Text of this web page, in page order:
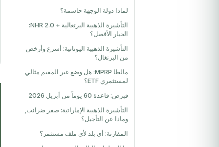
لماذا دولة الوجهة حاسمة؟
التأشيرة الذهبية البرتغالية + NHR 2.0:
الخيار الأفضل؟
التأشيرة الذهبية اليونانية: أسرع وأرخص
من البرتغال؟
مالطا MPRP: هل وضع غير المقيم مثالي
لمستثمري ETF؟
قبرص: قاعدة 60 يوماً من أبريل 2026
التأشيرة الذهبية الإماراتية: صفر ضرائب,
وماذا عن التأجيل؟
المقارنة: أي بلد لأي ملف مستثمر؟